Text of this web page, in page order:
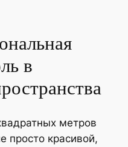
в
метров
просто красивой,